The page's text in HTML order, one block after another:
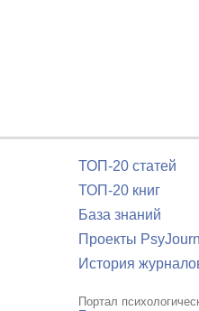
ТОП-20 статей
ТОП-20 книг
База знаний
Проекты
История
Портал